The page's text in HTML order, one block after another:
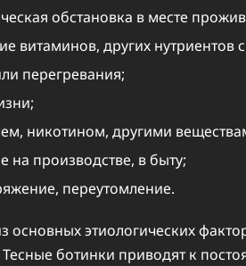
обстановка в месте
витаминов, других нутриентов
перегревания;
никотином, другими
производстве, в быту;
переутомление.
основных этиологических
ботинки приводят к